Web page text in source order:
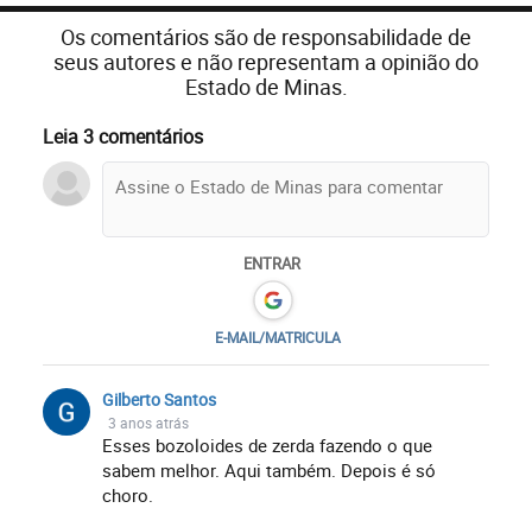
Os comentários são de responsabilidade de
seus autores e não representam a opinião do
Estado de Minas.
Leia 3 comentários
ENTRAR
E-MAIL/MATRICULA
Gilberto Santos
3 anos atrás
Esses bozoloides de zerda fazendo o que
sabem melhor. Aqui também. Depois é só
choro.